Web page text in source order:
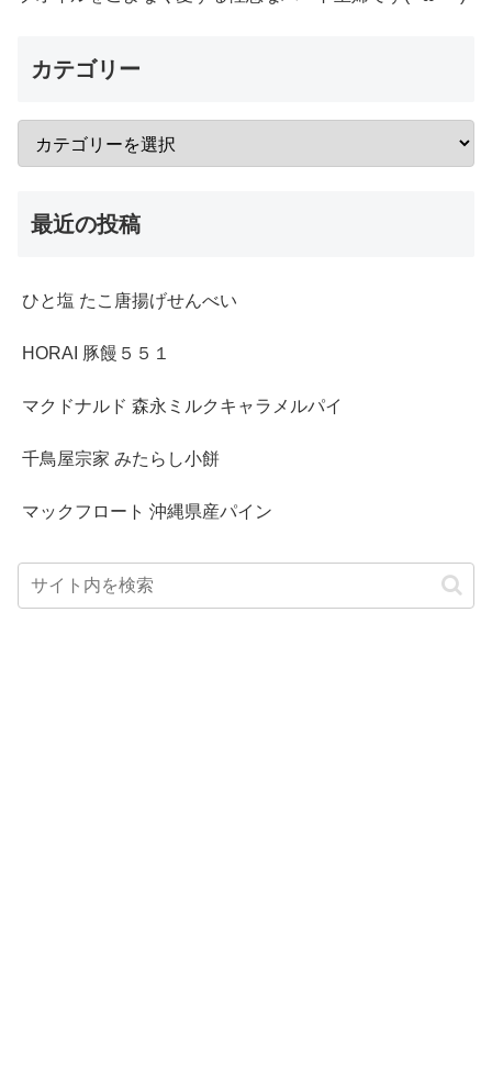
カテゴリー
最近の投稿
ひと塩 たこ唐揚げせんべい
HORAI 豚饅５５１
マクドナルド 森永ミルクキャラメルパイ
千鳥屋宗家 みたらし小餅
マックフロート 沖縄県産パイン